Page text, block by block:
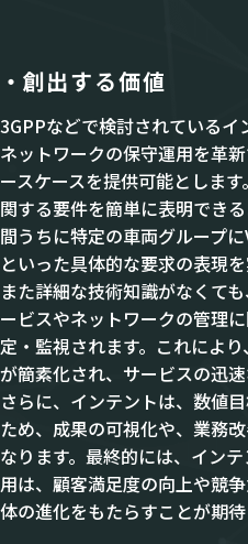
創出する価値
3GPPなどで検討されている
ネットワークの保守運用を革
ースケースを提供可能としま
関する要件を簡単に表明でき
間うちに特定の車両グループ
といった具体的な要求の表現を
また詳細な技術知識がなくて
ービスやネットワークの管理
定・監視されます。これによ
が簡素化され、サービスの迅速
さらに、インテントは、数値
ため、成果の可視化や、業務
なります。最終的には、イン
用は、顧客満足度の向上や競
体の進化をもたらすことが期待